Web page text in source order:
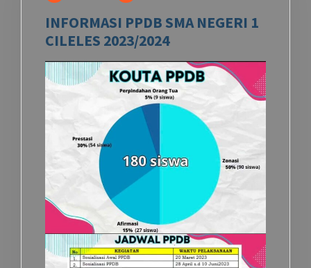
INFORMASI PPDB SMA NEGERI 1
CILELES 2023/2024